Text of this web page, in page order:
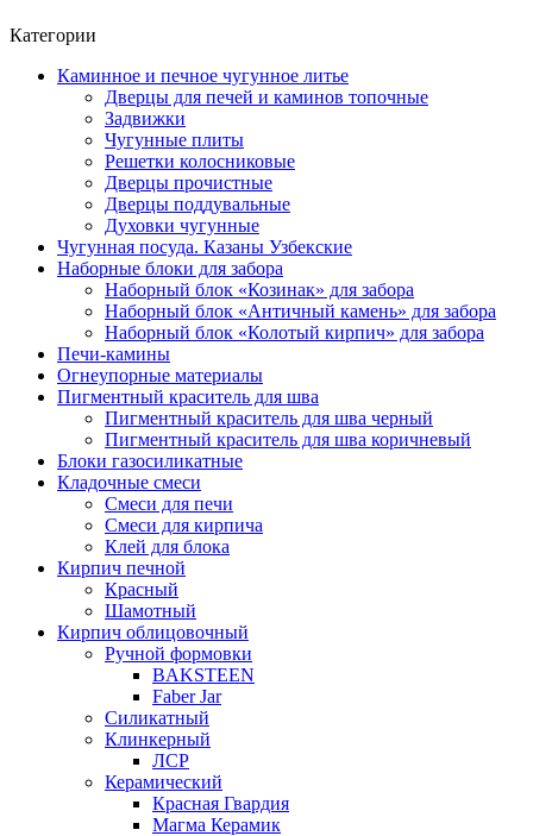
Категории
Каминное и печное чугунное литье
Дверцы для печей и каминов топочные
Задвижки
Чугунные плиты
Решетки колосниковые
Дверцы прочистные
Дверцы поддувальные
Духовки чугунные
Чугунная посуда. Казаны Узбекские
Наборные блоки для забора
Наборный блок «Козинак» для забора
Наборный блок «Античный камень» для забора
Наборный блок «Колотый кирпич» для забора
Печи-камины
Огнеупорные материалы
Пигментный краситель для шва
Пигментный краситель для шва черный
Пигментный краситель для шва коричневый
Блоки газосиликатные
Кладочные смеси
Смеси для печи
Смеси для кирпича
Клей для блока
Кирпич печной
Красный
Шамотный
Кирпич облицовочный
Ручной формовки
BAKSTEEN
Faber Jar
Силикатный
Клинкерный
ЛСР
Керамический
Красная Гвардия
Магма Керамик